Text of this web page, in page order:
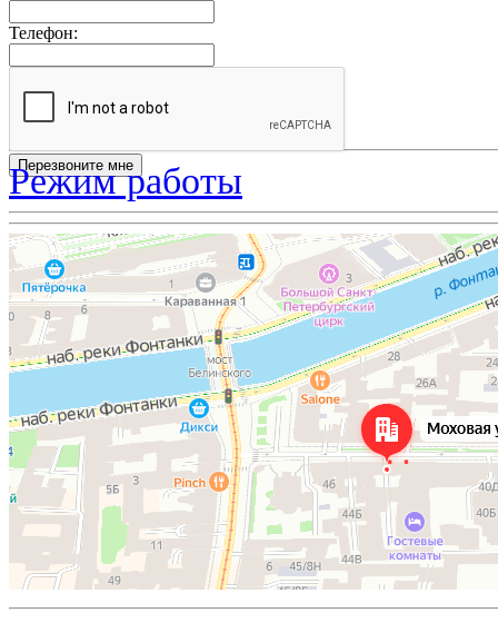
Телефон:
Режим работы